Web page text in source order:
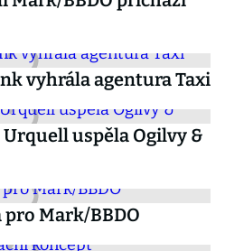
vyhrála agentura Taxi
uspěla Ogilvy &
pro Mark/BBDO